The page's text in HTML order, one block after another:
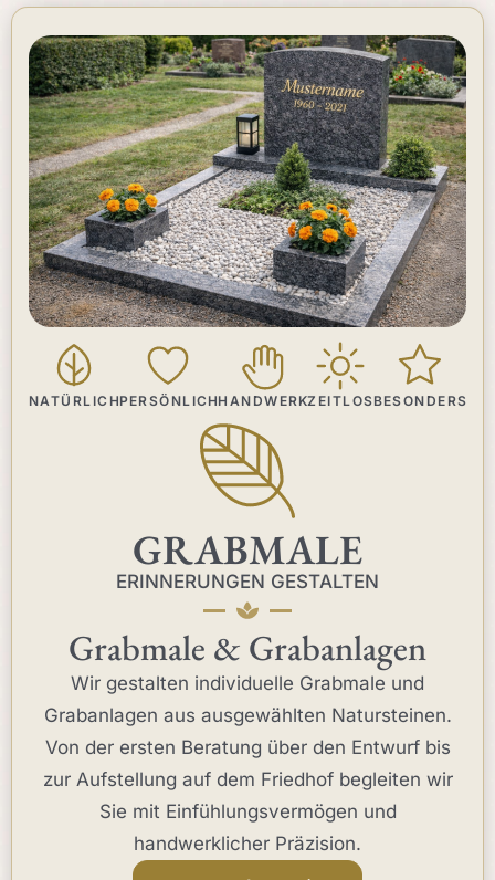
GRABMALE
ERINNERUNGEN GESTALTEN
Grabmale & Grabanlagen
Wir gestalten individuelle Grabmale und
Grabanlagen aus ausgewählten Natursteinen.
Von der ersten Beratung über den Entwurf bis
zur Aufstellung auf dem Friedhof begleiten wir
Sie mit Einfühlungsvermögen und
handwerklicher Präzision.
NATÜRLICHPERSÖNLICHHANDWERKZEITLOSBESONDERS